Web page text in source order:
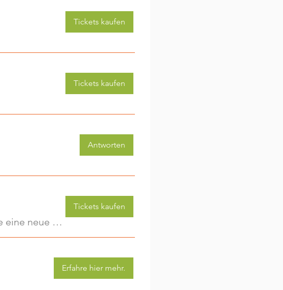
Tickets kaufen
Tickets kaufen
Antworten
Kreativwerkstatt für Kids (3-6 Jahre) - jede Woche eine neue Aktivität (2)
Tickets kaufen
Erfahre hier mehr.